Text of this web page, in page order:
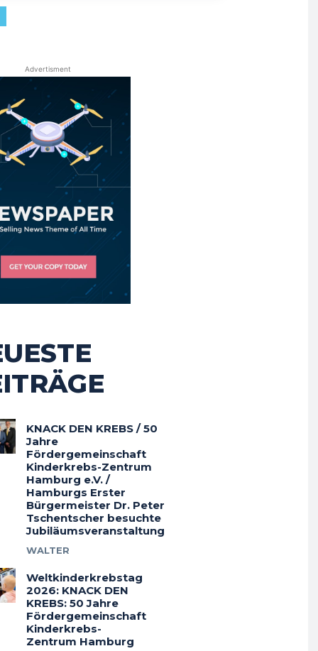
Advertisment
KNACK DEN KREBS / 50
Jahre
Fördergemeinschaft
Kinderkrebs-Zentrum
Hamburg e.V. /
Hamburgs Erster
Bürgermeister Dr. Peter
Tschentscher besuchte
Jubiläumsveranstaltung
WALTER
Weltkinderkrebstag
2026: KNACK DEN
KREBS: 50 Jahre
Fördergemeinschaft
Kinderkrebs-
Zentrum Hamburg